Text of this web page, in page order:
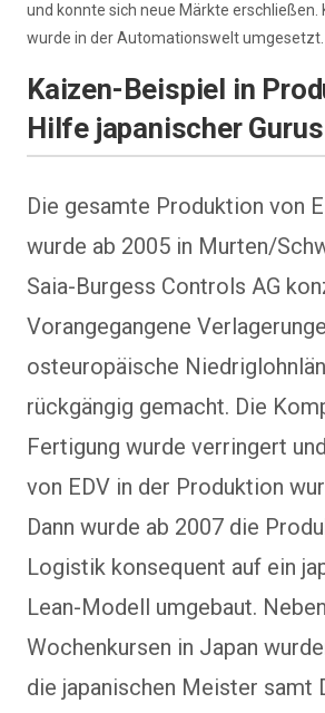
und konnte sich neue Märkte erschließen.
wurde in der Automationswelt umgesetzt.
Kaizen-Beispiel in
Hilfe japanischer Gurus
Die gesamte Produktion von
wurde ab 2005 in Murten/
Saia-Burgess Controls AG
Vorangegangene
osteuropäische
rückgängig gemacht. Die
Fertigung wurde verringert
von EDV in der Produktion
Dann wurde ab 2007 die
Logistik konsequent auf ein
Lean-Modell umgebaut. Neben
Wochenkursen in Japan
die japanischen Meister samt